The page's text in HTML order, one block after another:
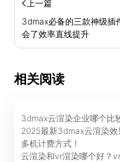
上一篇
3dmax必备的三款神级插
会了效率直线提升
相关阅读
3dmax云渲染企业哪个比
2025最新3dmax云渲染效
多机计费方式！
云渲染和vr渲染哪个好？